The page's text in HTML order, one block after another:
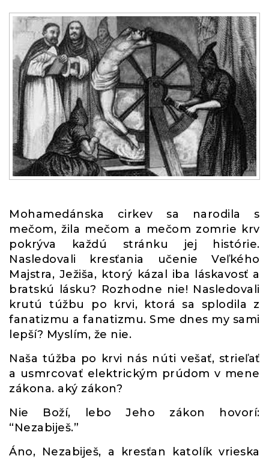
Mohamedánska cirkev sa narodila s
mečom, žila mečom a mečom zomrie krv
pokrýva každú stránku jej histórie.
Nasledovali kresťania učenie Veľkého
Majstra, Ježiša, ktorý kázal iba láskavosť a
bratskú lásku? Rozhodne nie! Nasledovali
krutú túžbu po krvi, ktorá sa splodila z
fanatizmu a fanatizmu. Sme dnes my sami
lepší? Myslím, že nie.
Naša túžba po krvi nás núti vešať, strieľať
a usmrcovať elektrickým prúdom v mene
zákona. aký zákon?
Nie Boží, lebo Jeho zákon hovorí:
“Nezabiješ.”
Áno, Nezabiješ, a kresťan katolík vrieska